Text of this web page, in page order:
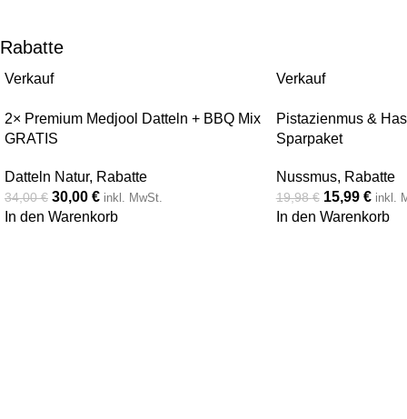
Rabatte
Verkauf
2× Premium Medjool Datteln + BBQ Mix
GRATIS
Datteln Natur, Rabatte
34,00€ 30,00 € inkl. MwSt.
In den Warenkorb
Verkauf
Pistazienmus &
Sparpaket
Nussmus, Rabatte
19,98€ 15,99 € inkl.
In den Warenkorb